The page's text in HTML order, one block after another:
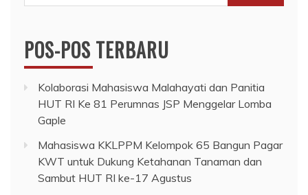
untuk:
POS-POS TERBARU
Kolaborasi Mahasiswa Malahayati dan Panitia
HUT RI Ke 81 Perumnas JSP Menggelar Lomba
Gaple
Mahasiswa KKLPPM Kelompok 65 Bangun Pagar
KWT untuk Dukung Ketahanan Tanaman dan
Sambut HUT RI ke-17 Agustus